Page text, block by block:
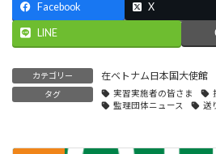
Facebook X
LINE
カテゴリー 在ベトナム日本国大使館
タグ 実習実施者の皆さま
監理団体ニュース
送